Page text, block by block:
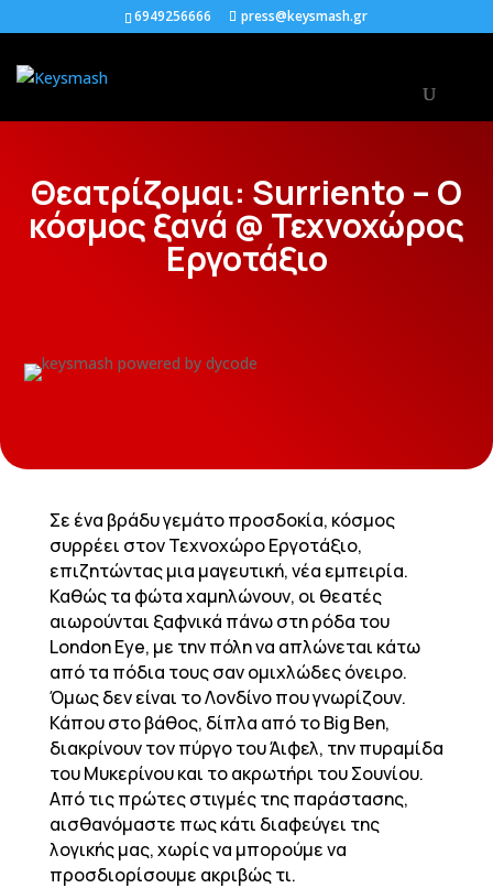
6949256666 press@keysmash.gr
Θεατρίζομαι: Surriento – Ο
κόσμος ξανά @ Τεχνοχώρος
Εργοτάξιο
Σε ένα βράδυ γεμάτο προσδοκία, κόσμος
συρρέει στον Τεχνοχώρο Εργοτάξιο,
επιζητώντας μια μαγευτική, νέα εμπειρία.
Καθώς τα φώτα χαμηλώνουν, οι θεατές
αιωρούνται ξαφνικά πάνω στη ρόδα του
London Eye, με την πόλη να απλώνεται κάτω
από τα πόδια τους σαν ομιχλώδες όνειρο.
Όμως δεν είναι το Λονδίνο που γνωρίζουν.
Κάπου στο βάθος, δίπλα από το Big Ben,
διακρίνουν τον πύργο του Άιφελ, την πυραμίδα
του Μυκερίνου και το ακρωτήρι του Σουνίου.
Από τις πρώτες στιγμές της παράστασης,
αισθανόμαστε πως κάτι διαφεύγει της
λογικής μας, χωρίς να μπορούμε να
προσδιορίσουμε ακριβώς τι.